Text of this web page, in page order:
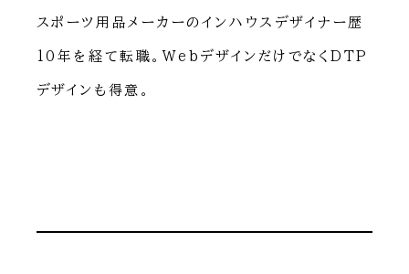
スポーツ用品メーカーのインハウスデザイナー歴
10年を経て転職。WebデザインだけでなくDTP
デザインも得意。